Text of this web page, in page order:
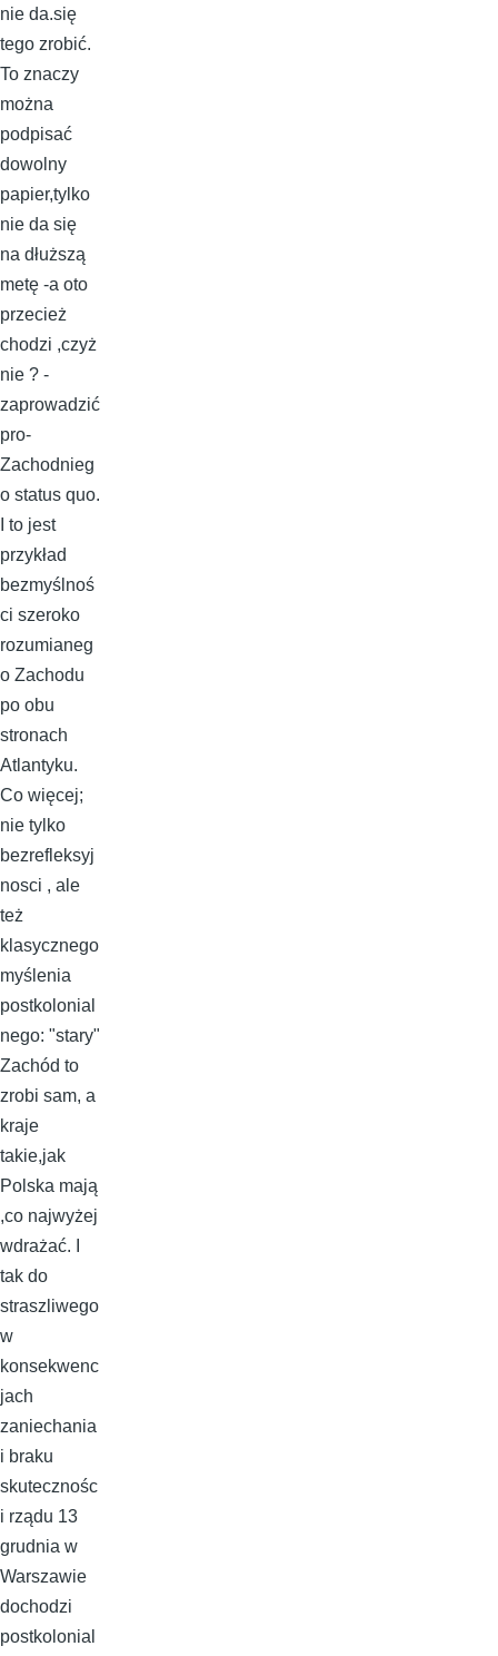
nie da.się
tego zrobić.
To znaczy
można
podpisać
dowolny
papier,tylko
nie da się
na dłuższą
metę -a oto
przecież
chodzi ,czyż
nie ? -
zaprowadzić
pro-
Zachodnieg
o status quo.
I to jest
przykład
bezmyślnoś
ci szeroko
rozumianeg
o Zachodu
po obu
stronach
Atlantyku.
Co więcej;
nie tylko
bezrefleksyj
nosci , ale
też
klasycznego
myślenia
postkolonial
nego: "stary"
Zachód to
zrobi sam, a
kraje
takie,jak
Polska mają
,co najwyżej
wdrażać. I
tak do
straszliwego
w
konsekwenc
jach
zaniechania
i braku
skutecznośc
i rządu 13
grudnia w
Warszawie
dochodzi
postkolonial